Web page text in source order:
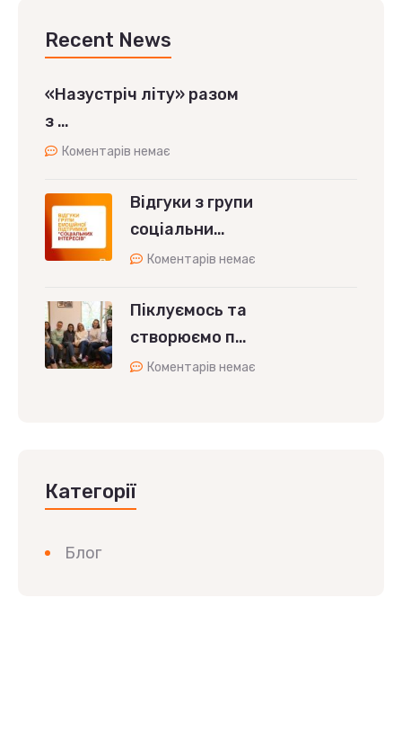
Recent News
«Назустріч літу» разом
з …
Коментарів немає
Відгуки з групи
соціальни…
Коментарів немає
Піклуємось та
створюємо п…
Коментарів немає
Категорії
Блог